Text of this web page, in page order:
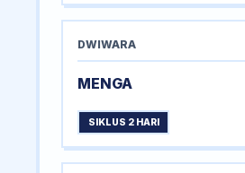
DWIWARA
MENGA
SIKLUS 2 HARI